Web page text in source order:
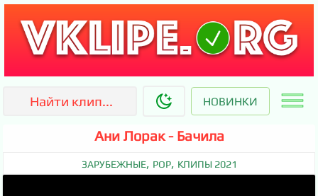
НОВИНКИ
Ани Лорак - Бачила
ЗАРУБЕЖНЫЕ, POP, КЛИПЫ 2021